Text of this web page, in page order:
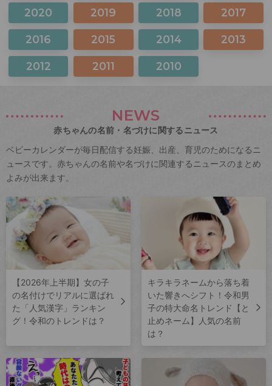
2020 2019 2018 2017
2016 2015 2014 2013
2012 2011 2010
NEWS
赤ちゃんの名前・名づけに関するニュース
ベビーカレンダーが毎日配信する妊娠、出産、育児のためになるニ
ュースです。赤ちゃんの名前や名づけに関連するニュースのまとめ
よみが出来ます。
【2026年上半期】女の子
の名付けでリアルに選ばれ
た「人気漢字」ランキン
グ！令和のトレンドは？
キラキラネームから落ち着
いた響きへシフト！令和男
子の特大命名トレンド【と
止めネーム】人気の名前
は？